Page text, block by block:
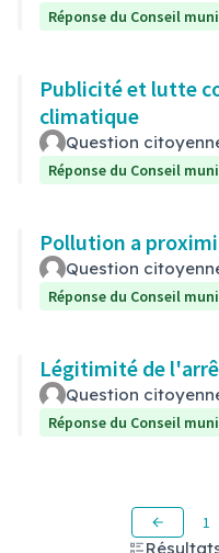
Réponse du Conseil
Publicité et lutte
climatique
Question
Réponse du Conseil
Pollution a
Question
Réponse du Conseil
Légitimité de
Question
Réponse du Conseil
1